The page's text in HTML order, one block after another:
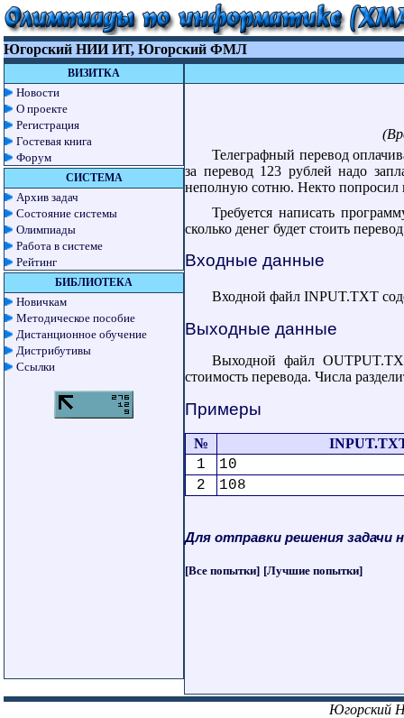
Югорский НИИ ИТ, Югорский ФМЛ
ВИЗИТКА
Новости
О проекте
Регистрация
Гостевая книга
Форум
СИСТЕМА
Архив задач
Состояние системы
Олимпиады
Работа в системе
Рейтинг
БИБЛИОТЕКА
Новичкам
Методическое пособие
Дистанционное обучение
Дистрибутивы
Ссылки
Телеграфный перевод
за перевод 123 рублей надо
неполную сотню. Некто попросил
Требуется написать
сколько денег будет стоить
Входные данные
Входной файл INPUT.TXT
Выходные данные
Выходной файл
стоимость перевода. Числа
Примеры
№
1
10
2
108
Для отправки решения задачи
[Все попытки] [Лучшие попытки]
Югорский